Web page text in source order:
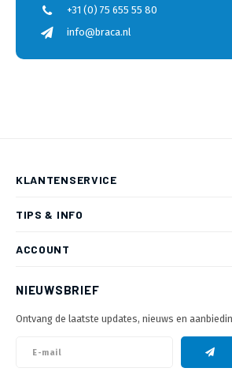
+31 (0) 75 655 55 80
info@braca.nl
KLANTENSERVICE
TIPS & INFO
ACCOUNT
NIEUWSBRIEF
Ontvang de laatste updates, nieuws en